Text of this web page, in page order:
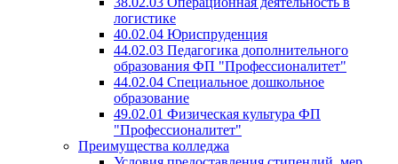
логистике
40.02.04 Юриспруденция
44.02.03 Педагогика дополнительного
образования ФП "Профессионалитет"
44.02.04 Специальное дошкольное
образование
49.02.01 Физическая культура ФП
"Профессионалитет"
Преимущества колледжа